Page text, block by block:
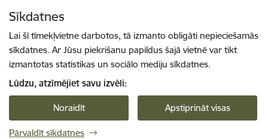
Sīkdatnes
Lai šī tīmekļvietne darbotos, tā izmanto obligāti nepieciešamās
sīkdatnes. Ar Jūsu piekrišanu papildus šajā vietnē var tikt
izmantotas statistikas un sociālo mediju sīkdatnes.
Lūdzu, atzīmējiet savu izvēli:
Noraidīt Apstiprināt visas
Pārvaldīt sīkdatnes